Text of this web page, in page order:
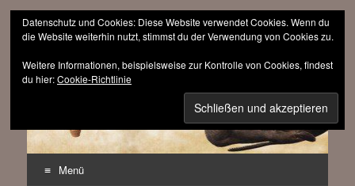
sinnfrei.ch
Menü
Datenschutz und Cookies: Diese Website verwendet Cookies. Wenn du
die Website weiterhin nutzt, stimmst du der Verwendung von Cookies zu.
Weitere Informationen, beispielsweise zur Kontrolle von Cookies, findest
du hier:Cookie-Richtlinie